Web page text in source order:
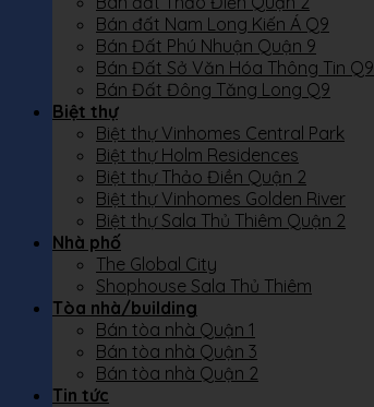
Bán đất Nam Long Kiến Á Q9
Bán Đất Phú Nhuận Quận 9
Bán Đất Sở Văn Hóa Thông Tin Q9
Bán Đất Đông Tăng Long Q9
Biệt thự
Biệt thự Vinhomes Central Park
Biệt thự Holm Residences
Biệt thự Thảo Điền Quận 2
Biệt thự Vinhomes Golden River
Biệt thự Sala Thủ Thiêm Quận 2
Nhà phố
The Global City
Shophouse Sala Thủ Thiêm
Tòa nhà/building
Bán tòa nhà Quận 1
Bán tòa nhà Quận 3
Bán tòa nhà Quận 2
Tin tức